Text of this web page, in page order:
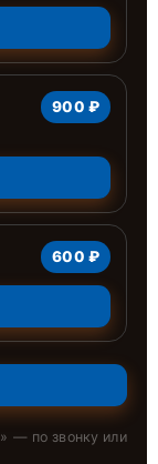
900 ₽
600 ₽
» — по звонку или